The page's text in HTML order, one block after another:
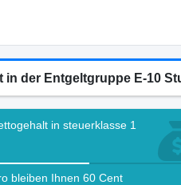
in der Entgeltgruppe E-10
in steuerklasse 1
bleiben Ihnen 60 Cent